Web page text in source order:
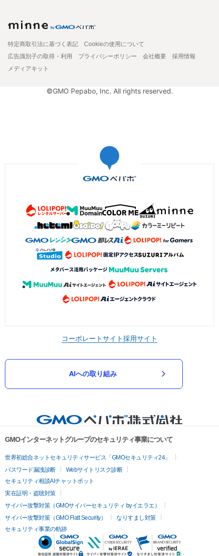
特定商取引法に基づく表記
Cookieの使用について
広告識別子の取得・利用
プライバシーポリシー 会社概要
採用情報
メディアキット
©GMO Pepabo, Inc. All rights reserved.
コーポレートサイト採用サイト
AIへの取り組み
GMOインターネットグループのセキュリティ事業について
世界初総合ネットセキュリティサービス「GMOセキュリティ24」
パスワード漏洩診断
Webサイトリスク診断
セキュリティ相談AIチャットボット
実在証明・盗聴対策
サイバー攻撃対策（GMOサイバーセキュリティ byイエラエ）
サイバー攻撃対策（GMO Flatt Security）
なりすまし対策
セキュリティ事業の軌跡